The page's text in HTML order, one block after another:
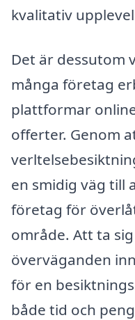
kvalitativ
Det är dessutom
många företag
plattformar
offerter. Genom
en smidig väg till
företag för
område. Att ta
överväganden
för en
både tid och